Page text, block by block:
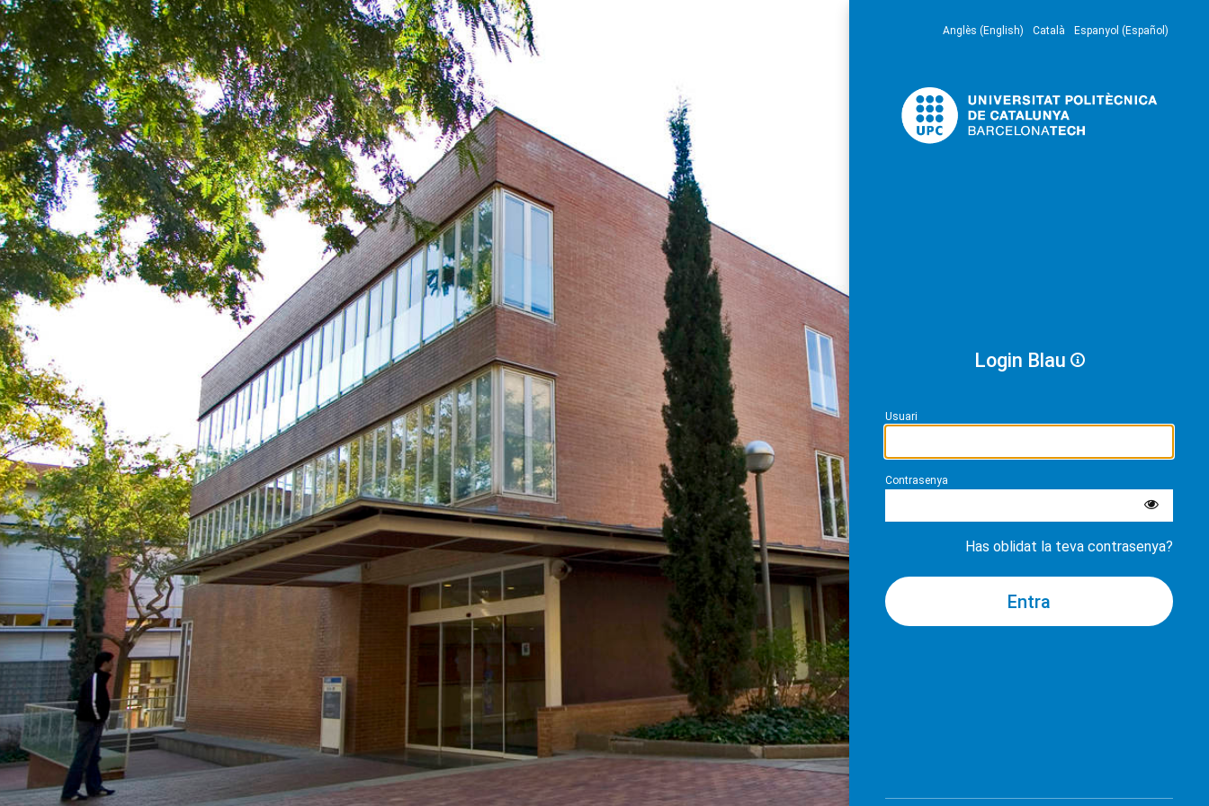
Anglès (English) Català Espanyol (Español)
Login Blau
Usuari
Contrasenya
Has oblidat la teva contrasenya?